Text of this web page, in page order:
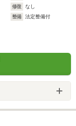
修復
なし
整備
法定整備付